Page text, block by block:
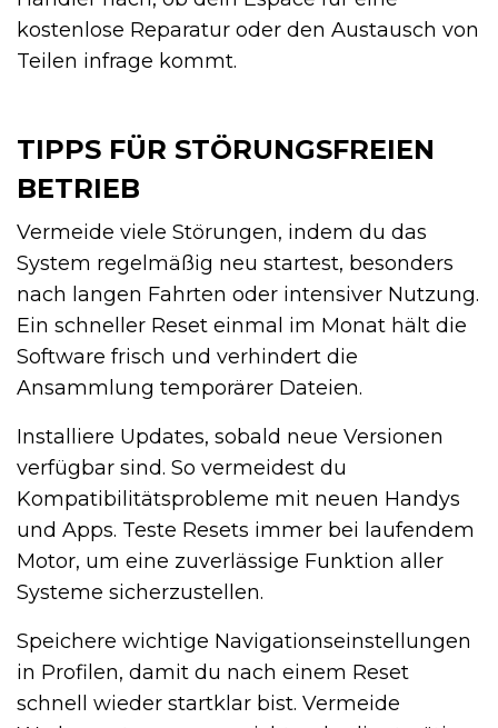
kostenlose Reparatur oder den Austausch von
Teilen infrage kommt.
TIPPS FÜR STÖRUNGSFREIEN
BETRIEB
Vermeide viele Störungen, indem du das
System regelmäßig neu startest, besonders
nach langen Fahrten oder intensiver Nutzung.
Ein schneller Reset einmal im Monat hält die
Software frisch und verhindert die
Ansammlung temporärer Dateien.
Installiere Updates, sobald neue Versionen
verfügbar sind. So vermeidest du
Kompatibilitätsprobleme mit neuen Handys
und Apps. Teste Resets immer bei laufendem
Motor, um eine zuverlässige Funktion aller
Systeme sicherzustellen.
Speichere wichtige Navigationseinstellungen
in Profilen, damit du nach einem Reset
schnell wieder startklar bist. Vermeide